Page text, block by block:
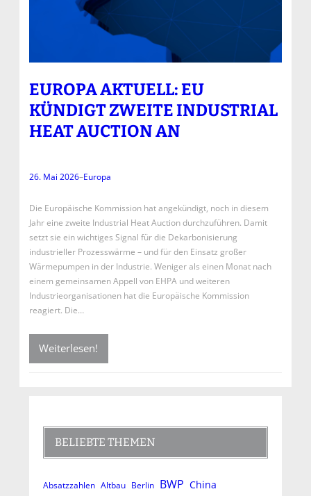
EUROPA AKTUELL: EU
KÜNDIGT ZWEITE INDUSTRIAL
HEAT AUCTION AN
26. Mai 2026–Europa
Die Europäische Kommission hat angekündigt, noch in diesem
Jahr eine zweite Industrial Heat Auction durchzuführen. Damit
setzt sie ein wichtiges Signal für die Dekarbonisierung
industrieller Prozesswärme – und für den Einsatz großer
Wärmepumpen in der Industrie. Weniger als einen Monat nach
einem gemeinsamen Appell von EHPA und weiteren
Industrieorganisationen hat die Europäische Kommission
reagiert. Die…
Weiterlesen!
BELIEBTE THEMEN
Absatzzahlen Altbau Berlin BWP China